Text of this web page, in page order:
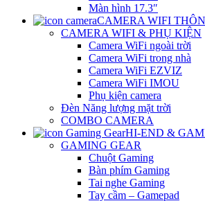
Màn hình 17.3″
CAMERA WIFI
CAMERA WIFI & PHỤ KIỆN
Camera WiFi ngoài trời
Camera WiFi trong nhà
Camera WiFi EZVIZ
Camera WiFi IMOU
Phụ kiện camera
Đèn Năng lượng mặt trời
COMBO CAMERA
HI-END &
GAMING GEAR
Chuột Gaming
Bàn phím Gaming
Tai nghe Gaming
Tay cầm – Gamepad